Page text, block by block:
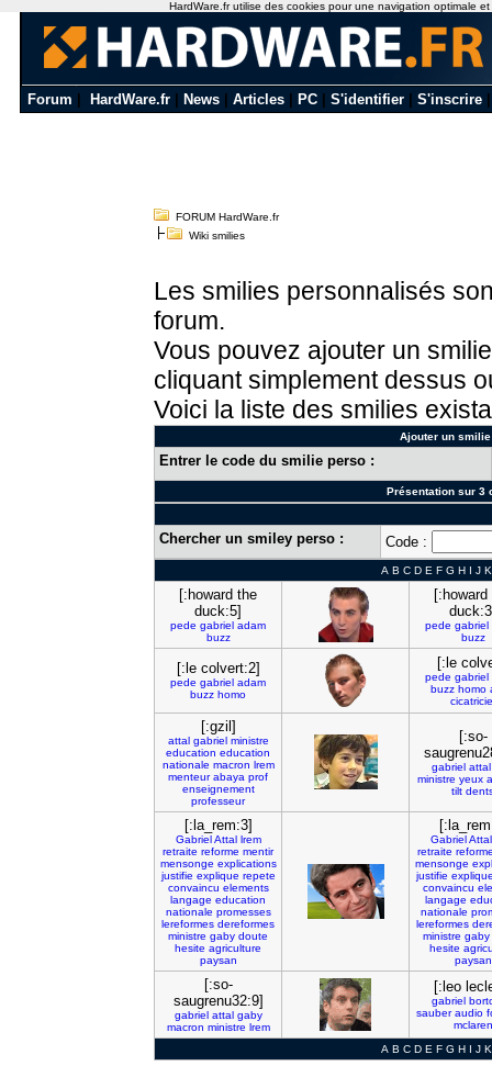
Forum HardWare.fr News Articles PC S'identifier S'inscrire
FORUM HardWare.fr
Wiki smilies
Les smilies personnalisés
forum.
Vous pouvez ajouter un
cliquant simplement dessus
Voici la liste des smilies
Ajouter un
Entrer le code du smilie perso :
Présentation sur 3
Chercher un smiley perso : Code :
A B C D E F G H I J K
[:howard the
duck:5]
pede gabriel adam
buzz
[:howard
pede gabriel
buzz
[:le colvert:2]
pede gabriel adam
buzz homo
[:le
pede gabriel
buzz homo
[:gzil]
attal gabriel ministre
education education
nationale macron lrem
menteur abaya prof
enseignement
professeur
[:so-
gabriel attal
ministre yeux
tilt
[:la_rem:3]
Gabriel Attal lrem
retraite reforme mentir
mensonge explications
justifie explique repete
convaincu elements
langage education
nationale promesses
lereformes dereformes
ministre gaby doute
hesite agriculture
paysan
Gabriel Attal
retraite
mensonge
justifie
convaincu
langage
nationale
lereformes
ministre gaby
hesite
paysan
[:so-
saugrenu32:9]
gabriel attal gaby
macron ministre lrem
[:leo
gabriel
sauber audio
mclaren
A B C D E F G H I J K
HardWare.fr utilise des cookies pour une navigation optimale